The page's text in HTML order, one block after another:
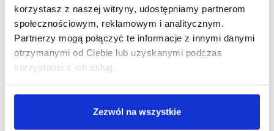
korzystasz z naszej witryny, udostępniamy partnerom
społecznościowym, reklamowym i analitycznym.
Partnerzy mogą połączyć te informacje z innymi danymi
otrzymanymi od Ciebie lub uzyskanymi podczas
korzystania z ich usług.
Zezwól na wszystkie
Trzeba się operować, bo wtedy człowiek ma
komfort chodzenia i po prostu życia.
Pani Barbara, 80 lat